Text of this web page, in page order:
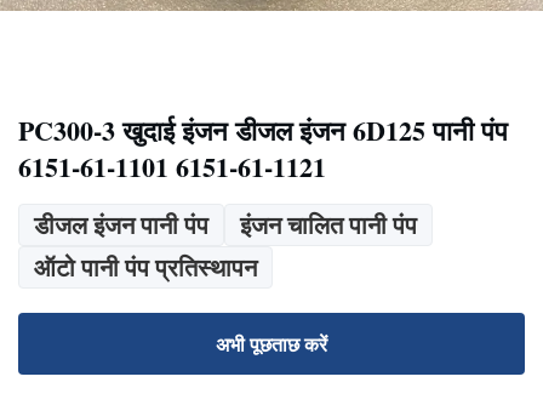
PC300-3 खुदाई इंजन डीजल इंजन 6D125 पानी पंप
6151-61-1101 6151-61-1121
डीजल इंजन पानी पंप
इंजन चालित पानी पंप
ऑटो पानी पंप प्रतिस्थापन
अभी पूछताछ करें